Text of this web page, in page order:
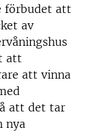
förbudet att
av
att
att vinna
att det tar
nya